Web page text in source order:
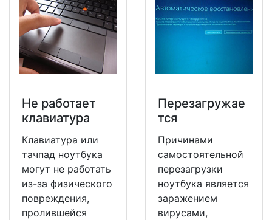
Не работает
клавиатура
Клавиатура или
тачпад ноутбука
могут не работать
из-за физического
повреждения,
пролившейся
Перезагружае
тся
Причинами
самостоятельной
перезагрузки
ноутбука является
заражением
вирусами,